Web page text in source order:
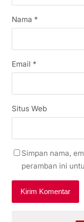
Nama *
Email *
Situs Web
Simpan nama,
peramban ini